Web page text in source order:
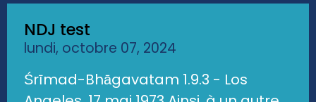
NDJ test
lundi, octobre 07, 2024
Śrīmad-Bhāgavatam 1.9.3 - Los